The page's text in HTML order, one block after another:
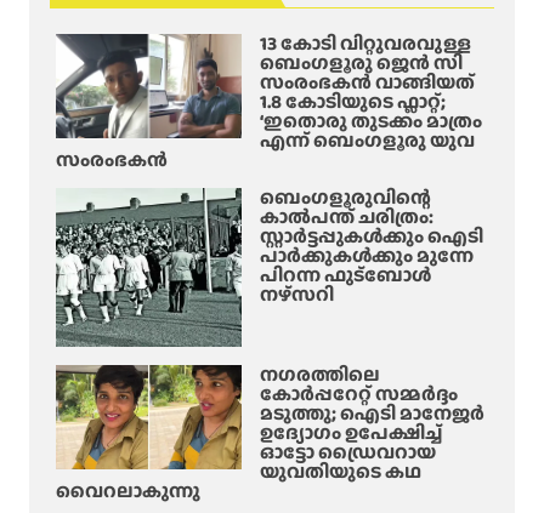
13 കോടി വിറ്റുവരവുള്ള
ബെംഗളൂരു ജെൻ സി
സംരംഭകൻ വാങ്ങിയത്
1.8 കോടിയുടെ ഫ്ലാറ്റ്;
‘ഇതൊരു തുടക്കം മാത്രം
എന്ന് ബെംഗളൂരു യുവ
സംരംഭകൻ
ബെംഗളൂരുവിന്റെ
കാൽപന്ത് ചരിത്രം:
സ്റ്റാർട്ടപ്പുകൾക്കും ഐടി
പാർക്കുകൾക്കും മുന്നേ
പിറന്ന ഫുട്ബോൾ
നഴ്സറി
നഗരത്തിലെ
കോർപ്പറേറ്റ് സമ്മർദ്ദം
മടുത്തു; ഐടി മാനേജർ
ഉദ്യോഗം ഉപേക്ഷിച്ച്
ഓട്ടോ ഡ്രൈവറായ
യുവതിയുടെ കഥ
വൈറലാകുന്നു